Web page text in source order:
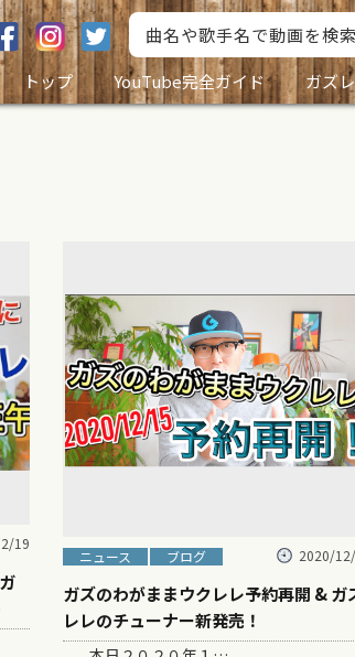
トップ
YouTube完全ガイド ガズ
19
ニュース ブログ 2020/
ガズのわがままウクレレ予約再開 & ガ
レレのチューナー新発売！